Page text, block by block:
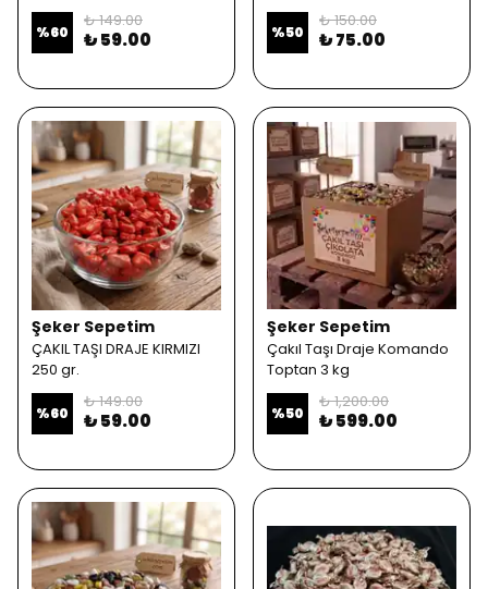
%60
₺ 149.00
₺ 59.00 %50
₺ 150.00
₺ 75.00
Şeker Sepetim
ÇAKIL TAŞI DRAJE KIRMIZI
250 gr.
%60
₺ 149.00
₺ 59.00
Şeker Sepetim
Çakıl Taşı Draje Komando
Toptan 3 kg
%50
₺ 1,200.00
₺ 599.00